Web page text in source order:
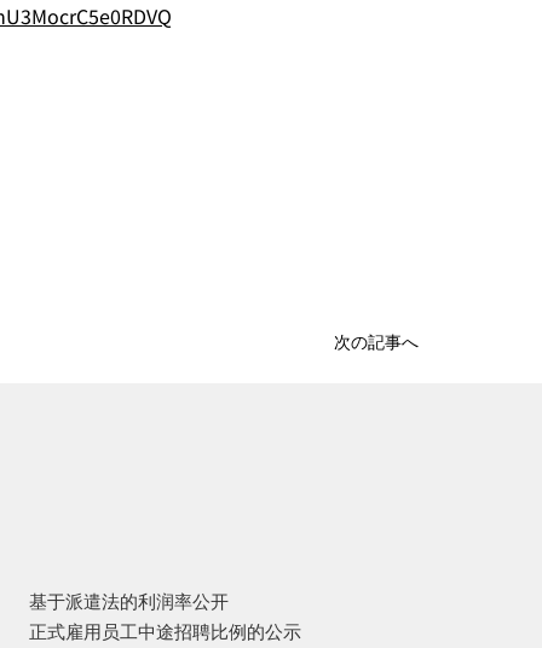
次の記事へ
基于派遣法的利润率公开
正式雇用员工中途招聘比例的公示